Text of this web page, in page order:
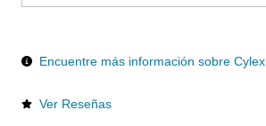
Encuentre más información sobre Cylex
Ver Reseñas